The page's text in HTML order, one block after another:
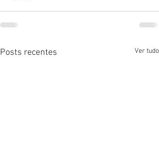
Posts recentes Ver tudo